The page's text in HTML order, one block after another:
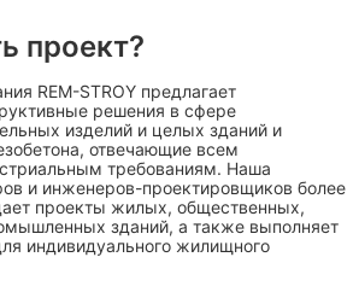
проект?
REM-STROY предлагает
решения в сфере
изделий и целых зданий и
отвечающие всем
требованиям. Наша
и инженеров-проектировщиков более
проекты жилых, общественных,
зданий, а также выполняет
индивидуального жилищного